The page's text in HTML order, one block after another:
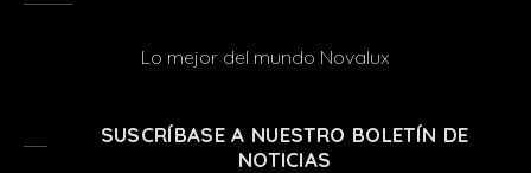
Lo mejor del mundo Novalux
SUSCRÍBASE A NUESTRO BOLETÍN DE
NOTICIAS